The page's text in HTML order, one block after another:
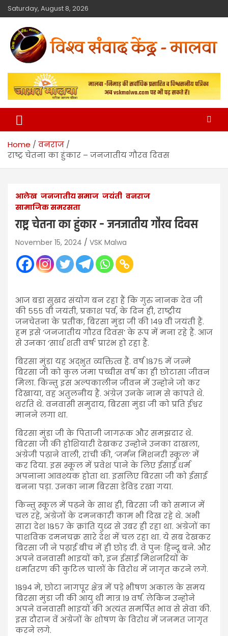
Saturday, August 8, 2026
विश्व संवाद केंद्र
मालवा
Home
वनराज
राष्ट्र चेतना का हुंकार – जनजातीय गौरव दिवस
आलेख जनजातीय समाज जयंती वनराज
सामाजिक समरसता
राष्ट्र चेतना का हुंकार – जनजातीय गौरव दिवस
November 15, 2024 VSK Malwa
आज बडा सुखद संयोग बन रहा हैं कि गुरु नानक देव जी
की ५५५ वी जयंती, प्रकाश पर्व, के दिन ही, राष्ट्रीय
जनचेतना के प्रतीक, बिरसा मुंडा जी की १४९ वी जयंती हैं.
हम इसे ‘जनजातीय गौरव दिवस’ के रूप में मना रहे हैं. आज
से उनका ‘सार्ध शती वर्ष’ प्रारंभ हो रहा हैं.
बिरसा मुंडा यह अद्भुत व्यक्तित्व हैं. वर्ष १८७५ में जन्मे
बिरसा जी को कुल जमा पच्चीस वर्ष का ही छोटासा जीवन
मिला. किन्तु इस अल्पकालीन जीवन में उन्होने जो कर
दिखाया, वह अतुलनीय हैं. अंग्रेज़ उनके नाम से कांपते थे.
थर्राते थे. वनवासी समुदाय, बिरसा मुंडा जी को प्रति ईश्वर
मानने लगा था.
बिरसा मुंडा जी के पिताजी जागरूक और समझदार थे.
बिरसा जी की होशियारी देखकर उन्होने उनका दाखला,
अंग्रेजी पढ़ाने वाली, रांची की, ‘जर्मन मिशनरी स्कूल’ में
कर दिया. इस स्कूल में प्रवेश पाने के लिए ईसाई धर्म
अपनाना आवश्यक होता था. इसलिए बिरसा जी को ईसाई
बनना पड़ा. उनका नाम बिरसा डेविड रखा गया.
किन्तु स्कूल में पढ़ने के साथ ही, बिरसा जी को समाज में
चल रहे, अंग्रेजों के दमनकारी काम भी दिख रहे थे. अभी
सारा देश १८५७ के क्रांति युध्द से उबर ही रहा था. अंग्रेजों का
पाशविक दमनचक्र सारे देश में चल रहा था. ये सब देखकर
बिरसा जी ने पढ़ाई बीच में ही छोड़ दी. वे पुनः हिन्दू बने. और
अपने वनवासी भाइयों को, इन ईसाई मिशनरियों के
धर्मांतरण की कुटिल चालों के विरोध में जागृत करने लगे.
१८९४ मे, छोटा नागपूर क्षेत्र में पड़े भीषण अकाल के समय
बिरसा मुंडा जी की आयु थी मात्र १९ वर्ष. लेकिन उन्होने
अपने वनवासी भाइयों की अत्यंत समर्पित भाव से सेवा की.
इस दौरान वें अंग्रेजों के शोषण के विरोध में जनमत जागृत
करने लगे.